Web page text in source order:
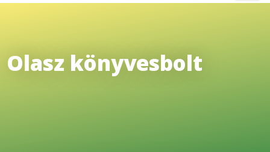
Olasz könyvesbolt